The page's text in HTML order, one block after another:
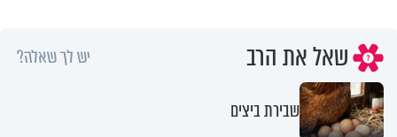
שאל את הרב יש לך שאלה?
שבירת ביצים